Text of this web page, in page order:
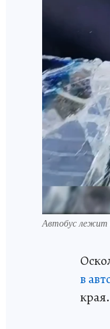
Автобус лежит
в
края.